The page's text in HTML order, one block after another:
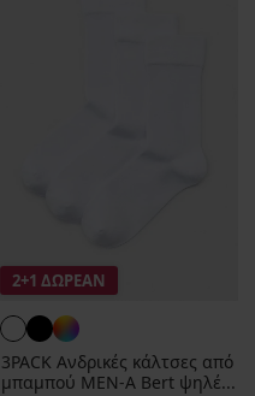
2+1 ΔΩΡΕΑΝ
3PACK Ανδρικές κάλτσες από
μπαμπού MEN-A Bert ψηλέ...